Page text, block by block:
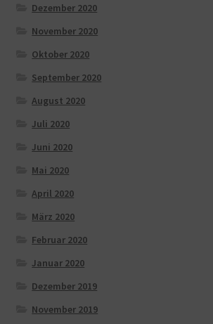
Dezember 2020
November 2020
Oktober 2020
September 2020
August 2020
Juli 2020
Juni 2020
Mai 2020
April 2020
März 2020
Februar 2020
Januar 2020
Dezember 2019
November 2019